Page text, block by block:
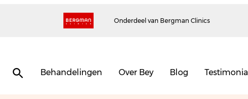
Onderdeel van Bergman Clinics
Behandelingen Over Bey Blog Testimonial